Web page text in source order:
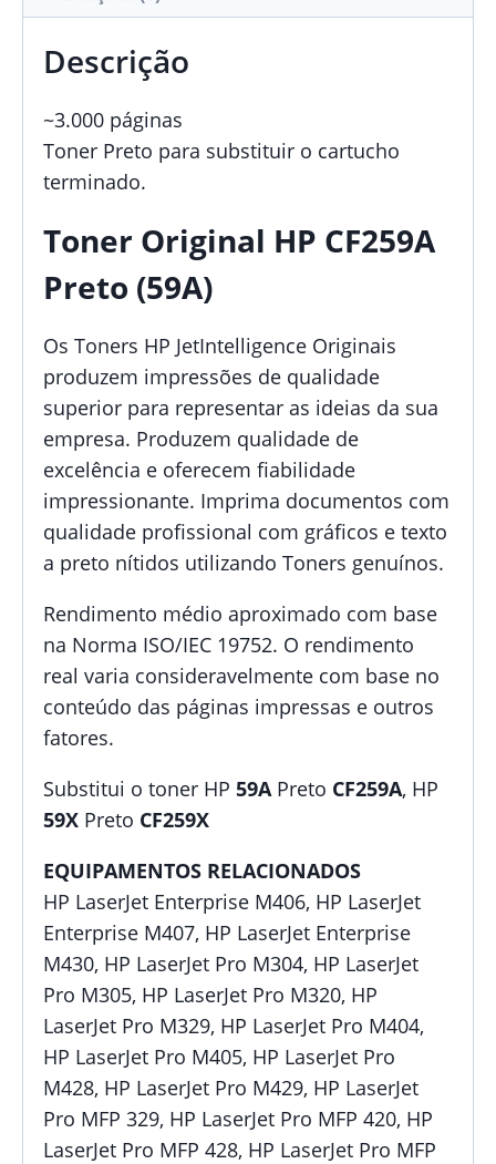
Descrição
~3.000 páginas
Toner Preto para substituir o cartucho
terminado.
Toner Original HP CF259A
Preto (59A)
Os Toners HP JetIntelligence Originais
produzem impressões de qualidade
superior para representar as ideias da sua
empresa. Produzem qualidade de
excelência e oferecem fiabilidade
impressionante. Imprima documentos com
qualidade profissional com gráficos e texto
a preto nítidos utilizando Toners genuínos.
Rendimento médio aproximado com base
na Norma ISO/IEC 19752. O rendimento
real varia consideravelmente com base no
conteúdo das páginas impressas e outros
fatores.
Substitui o toner HP 59APreto CF259A, HP
59X Preto CF259X
EQUIPAMENTOS RELACIONADOS
HP LaserJet Enterprise M406, HP LaserJet
Enterprise M407, HP LaserJet Enterprise
M430, HP LaserJet Pro M304, HP LaserJet
Pro M305, HP LaserJet Pro M320, HP
LaserJet Pro M329, HP LaserJet Pro M404,
HP LaserJet Pro M405, HP LaserJet Pro
M428, HP LaserJet Pro M429, HP LaserJet
Pro MFP 329, HP LaserJet Pro MFP 420, HP
LaserJet Pro MFP 428, HP LaserJet Pro MFP